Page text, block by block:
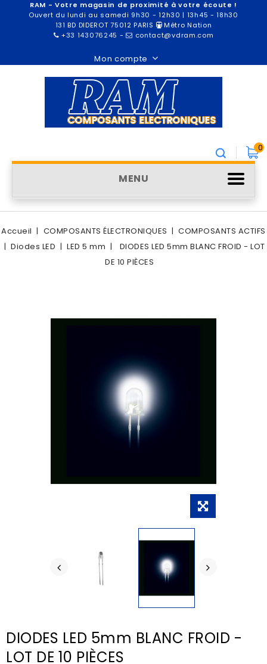
RAM - Votre magasin de proximité à votre écoute !
Ouvert du lundi au samedi 9h30 - 12h30 | 13h45 - 18h30
131 BD DIDEROT 75012 PARIS
Métro Nation
+33 143076245 - contact@vdram.com
Mon compte
0
MENU
Accueil COMPOSANTS ÉLECTRONIQUES
COMPOSANTS ACTIFS
Diodes LED
LED 5 mm
DIODES LED 5mm BLANC FROID - LOT
DE 10 PIÈCES
DIODES LED 5mm BLANC FROID -
LOT DE 10 PIÈCES